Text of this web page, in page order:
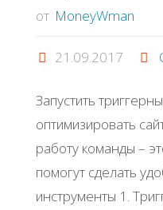
в
от MoneyWman
21.09.2017
Запустить
оптимизировать
работу команды –
помогут сделать
инструменты 1.